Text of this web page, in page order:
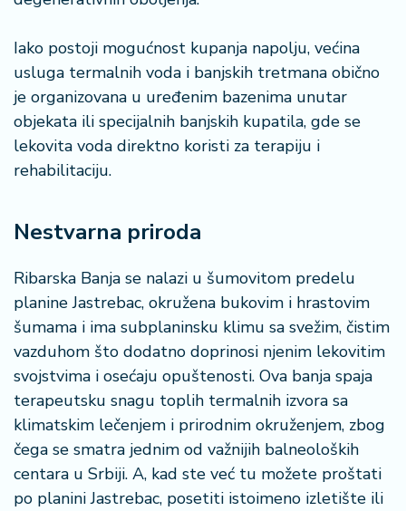
Iako postoji mogućnost kupanja napolju, većina
usluga termalnih voda i banjskih tretmana obično
je organizovana u uređenim bazenima unutar
objekata ili specijalnih banjskih kupatila, gde se
lekovita voda direktno koristi za terapiju i
rehabilitaciju.
Nestvarna priroda
Ribarska Banja se nalazi u šumovitom predelu
planine Jastrebac, okružena bukovim i hrastovim
šumama i ima subplaninsku klimu sa svežim, čistim
vazduhom što dodatno doprinosi njenim lekovitim
svojstvima i osećaju opuštenosti. Ova banja spaja
terapeutsku snagu toplih termalnih izvora sa
klimatskim lečenjem i prirodnim okruženjem, zbog
čega se smatra jednim od važnijih balneoloških
centara u Srbiji. A, kad ste već tu možete proštati
po planini Jastrebac, posetiti istoimeno izletište ili